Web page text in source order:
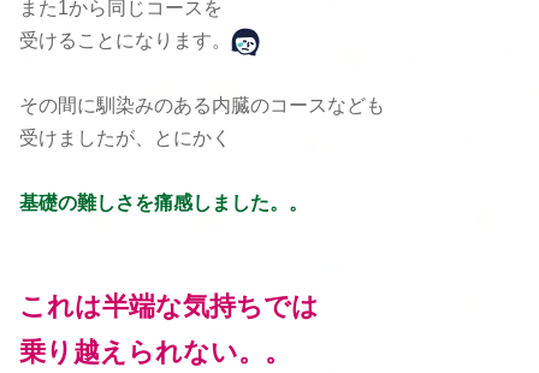
また1から同じコースを
受けることになります。
その間に馴染みのある内臓のコースなども
受けましたが、とにかく
基礎の難しさを痛感しました。。
これは半端な気持ちでは
乗り越えられない。。